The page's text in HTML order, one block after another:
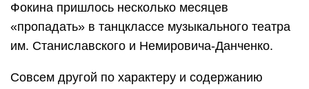
Фокина пришлось несколько месяцев
«пропадать» в танцклассе музыкального театра
им. Станиславского и Немировича-Данченко.
Совсем другой по характеру и содержанию